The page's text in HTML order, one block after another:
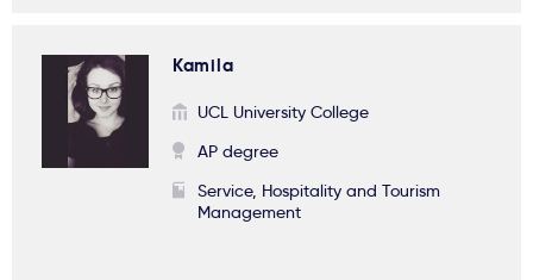
Kamila
UCL University College
AP degree
Service, Hospitality and Tourism
Management